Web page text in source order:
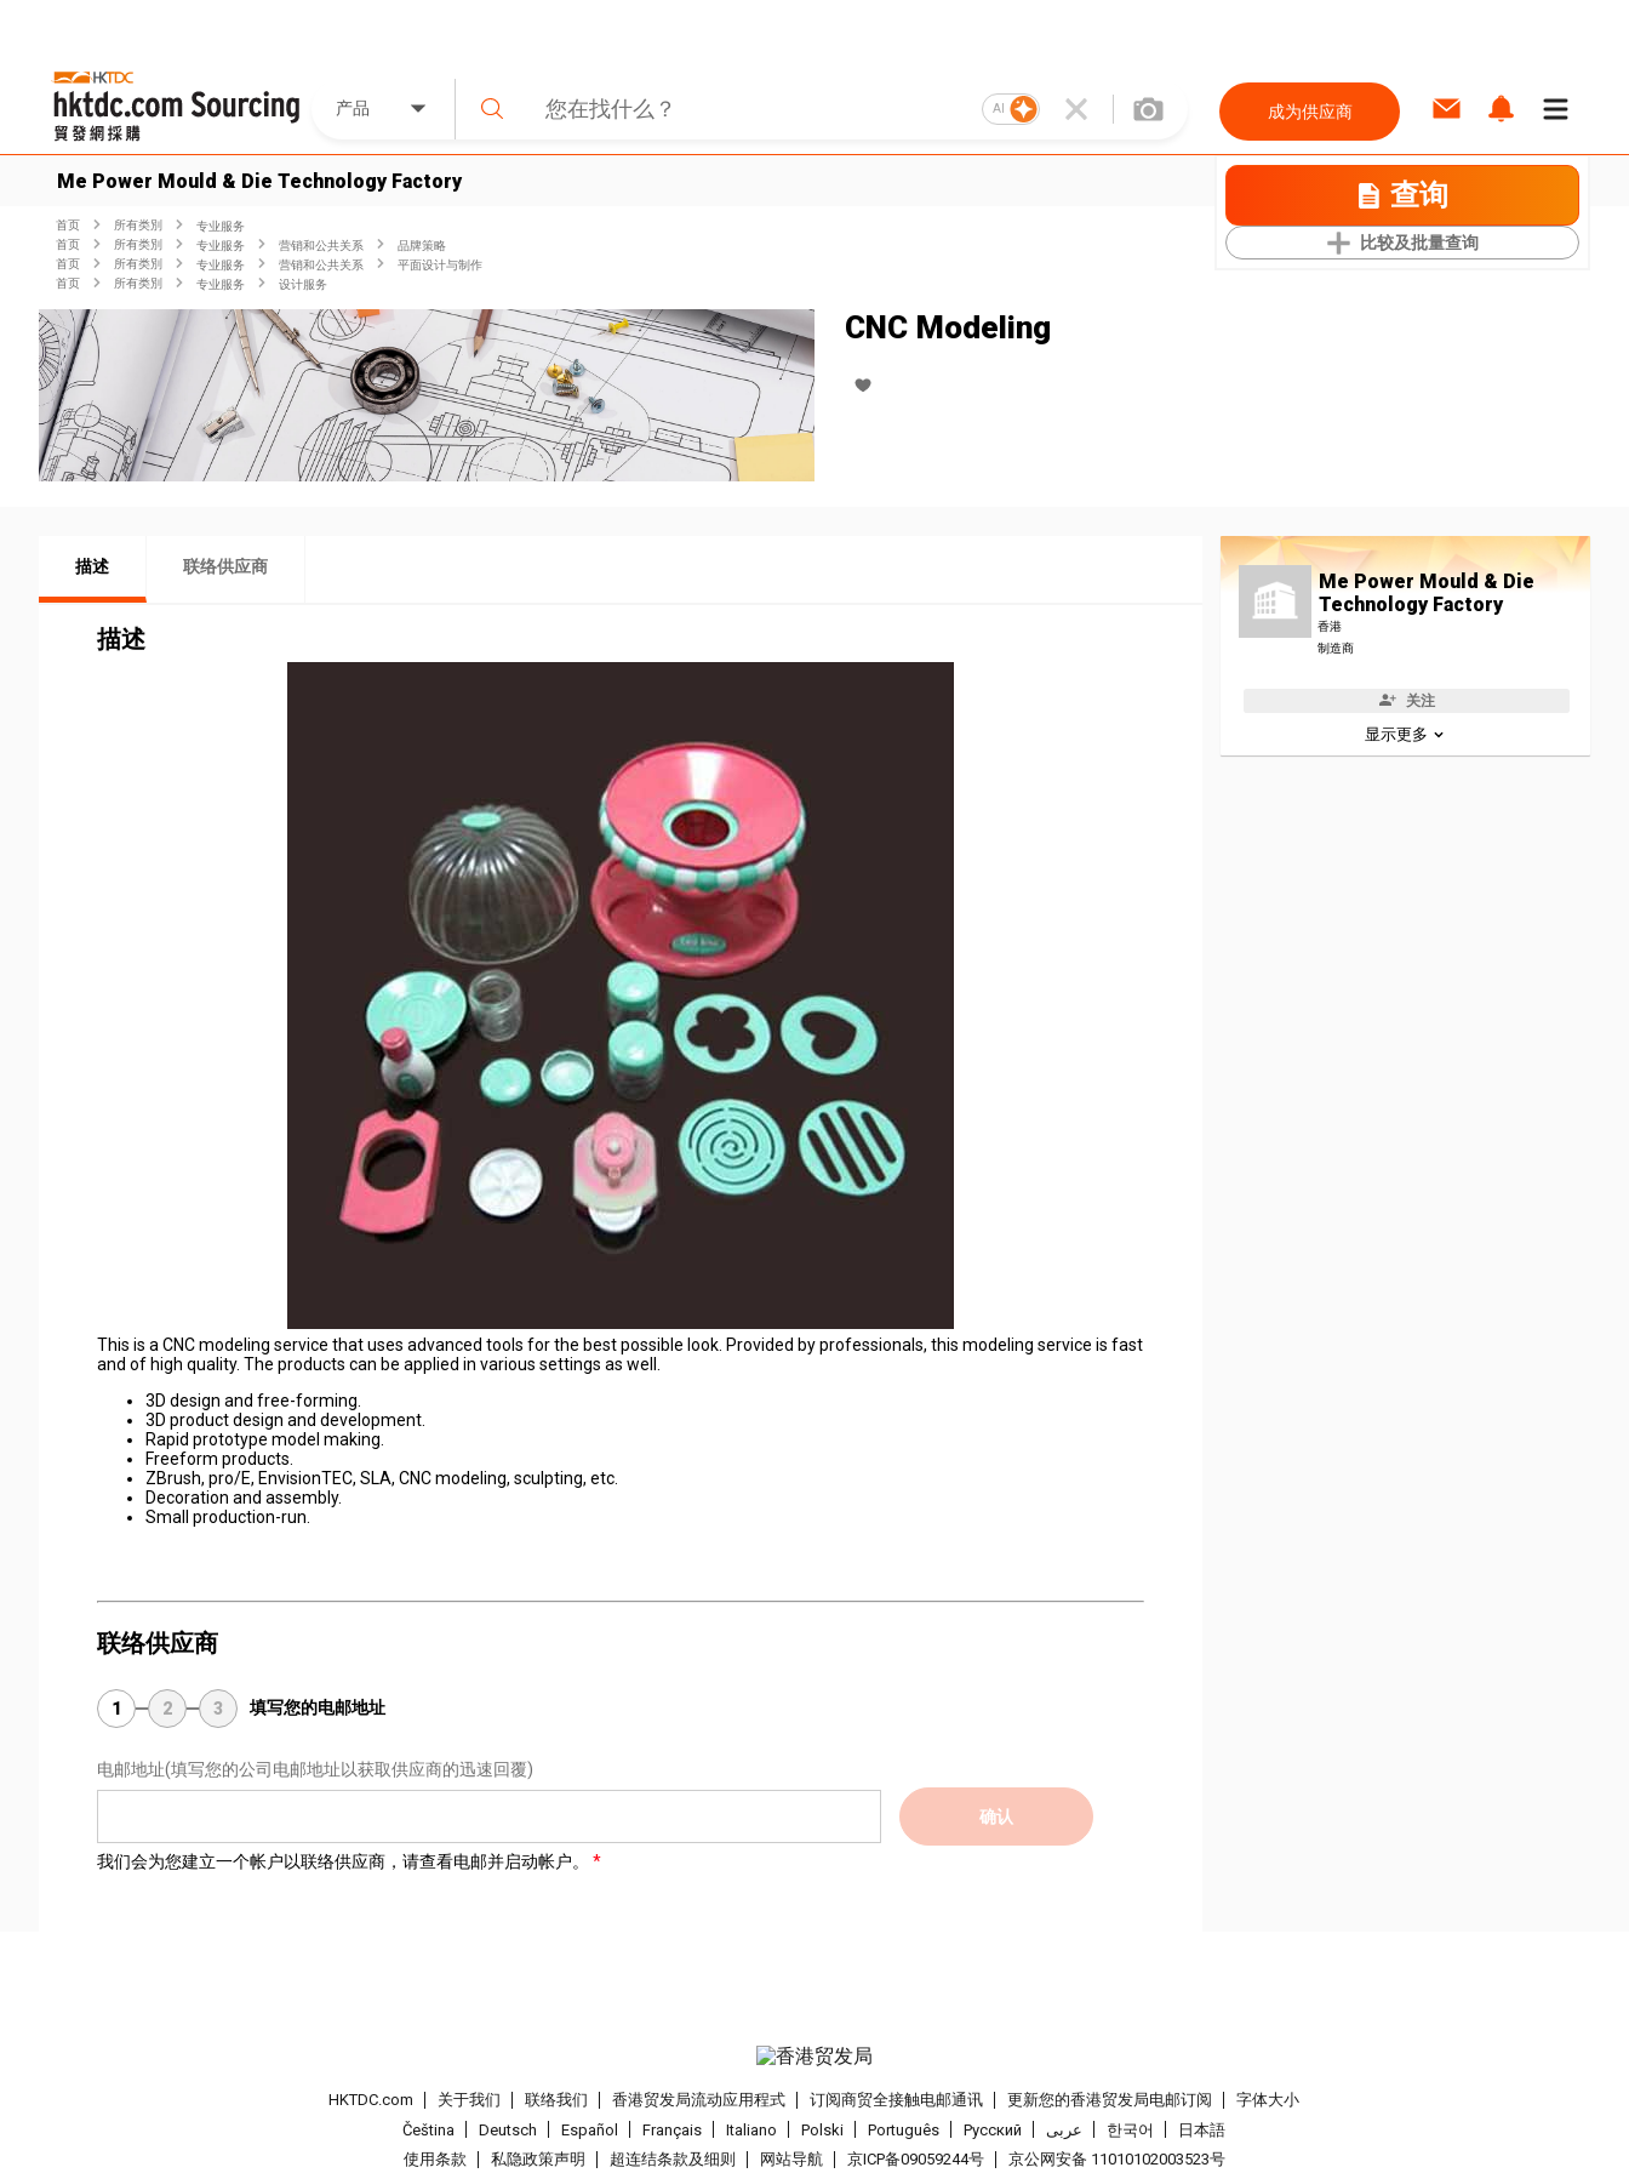
产品 AI 成为供应商
Me Power Mould & Die Technology Factory 查询
比较及批量查询
首页 所有类別
专业服务
首页
所有类別 专业服务 营销和公共关系
品牌策略
首页
所有类別 专业服务 营销和公共关系
平面设计与制作
首页
所有类別 专业服务 设计服务
CNC Modeling
描述 联络供应商
描述
This is a CNC modeling service that uses advanced tools for the best possible look. Provided by professionals, this modeling service is fast
and of high quality. The products can be applied in various settings as well.
3D design and free-forming.
3D product design and development.
Rapid prototype model making.
Freeform products.
ZBrush, pro/E, EnvisionTEC, SLA, CNC modeling, sculpting, etc.
Decoration and assembly.
Small production-run.
联络供应商
1 2 3 填写您的电邮地址
电邮地址(填写您的公司电邮地址以获取供应商的迅速回覆)
确认
我们会为您建立一个帐户以联络供应商，请查看电邮并启动帐户。
Me Power Mould & Die
Technology Factory
香港
制造商
关注
显示更多
HKTDC.com 关于我们 联络我们 香港贸发局流动应用程式 订阅商贸全接触电邮通讯 更新您的香港贸发局电邮订阅
字体大小
Čeština
Deutsch Español Français Italiano Polski Português Pусский عربى 한국어
日本語
使用条款
私隐政策声明 超连结条款及细则 网站导航 京ICP备09059244号 京公网安备 11010102003523号